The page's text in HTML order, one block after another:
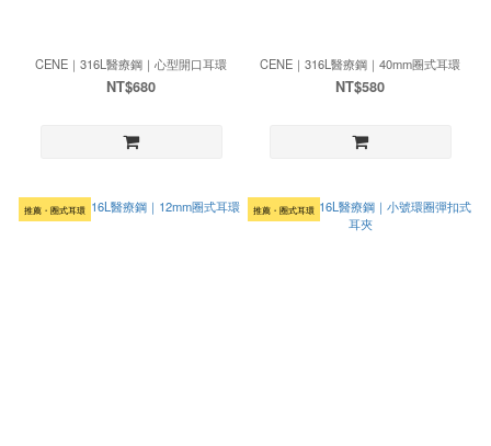
CENE｜316L醫療鋼｜心型開口耳環
NT$680
CENE｜316L醫療鋼｜40mm圈式耳環
NT$580
推薦・圈式耳環 推薦・圈式耳環